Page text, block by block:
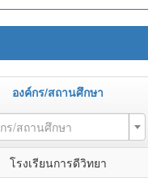
องค์กร/สถานศึกษา
ร/สถานศึกษา
โรงเรียนการดีวิทยา